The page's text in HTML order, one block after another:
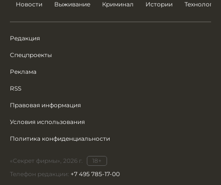
Новости Выживание Криминал Истории Технологии
Редакция
Спецпроекты
Реклама
RSS
Правовая информация
Условия использования
Политика конфиденциальности
«Секрет фирмы», 2026 г.
18+
Телефон редакции: +7 495 785-17-00